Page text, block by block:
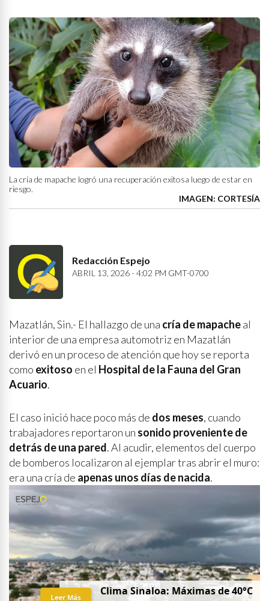
La cría de mapache logró una recuperación exitosa luego de estar en
riesgo.
IMAGEN: CORTESÍA
Redacción Espejo
ABRIL 13, 2026 - 4:02 PM GMT-0700
Mazatlán, Sin.- El hallazgo de una cría de mapacheal
interior de una empresa automotriz en Mazatlán
derivó en un proceso de atención que hoy se reporta
como exitoso en el Hospital de la Fauna del Gran
Acuario.
El caso inició hace poco más de dos meses, cuando
trabajadores reportaron un sonido proveniente de
detrás de una pared. Al acudir, elementos del cuerpo
de bomberos localizaron al ejemplar tras abrir el muro:
era una cría de apenas unos días de nacida.
Clima Sinaloa: Máximas de 40°C
Leer Más